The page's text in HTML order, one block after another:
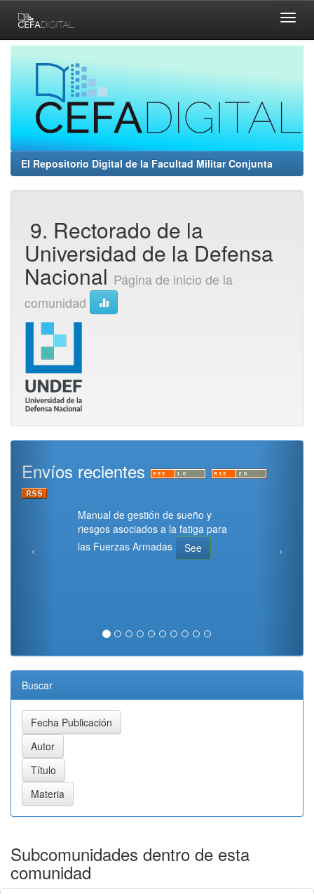
navigation
El Repositorio Digital de la Facultad Militar Conjunta
9. Rectorado de la
Universidad de la Defensa
Nacional Página de inicio de la
comunidad
Envíos recientes
Manual de gestión de sueño y
riesgos asociados a la fatiga para
las Fuerzas Armadas
See
Buscar
Subcomunidades dentro de esta
comunidad